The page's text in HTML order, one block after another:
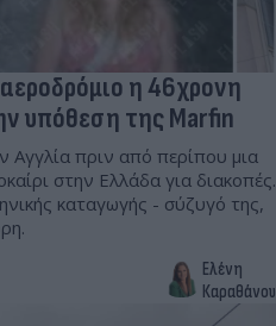
η 46χρονη
υπόθεση της Marfin
Αγγλία πριν από περίπου μια
στην Ελλάδα για διακοπές.
καταγωγής - σύζυγό της,
Ελένη
Καραθάνου